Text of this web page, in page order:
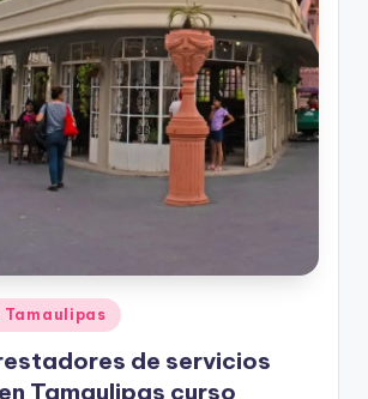
Tamaulipas
de servicios
Tamaulipas curso